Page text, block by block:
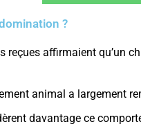
?
reçues affirmaient qu’un
animal a largement
davantage ce